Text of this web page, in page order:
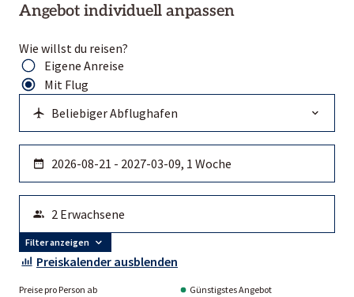
Angebot individuell anpassen
Wie willst du reisen?
Eigene Anreise
Mit Flug
Filter anzeigen
Preiskalender ausblenden
Preise pro Person ab Günstigstes Angebot